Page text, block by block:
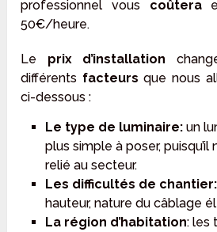
professionnel vous coûtera
50€/heure.
Le prix d’installation
différents facteurs que nous
ci-dessous :
Le type de luminaire: un
plus simple à poser, puisqu’il
relié au secteur.
Les difficultés de chantier:
hauteur, nature du câblage
La région d’habitation: les